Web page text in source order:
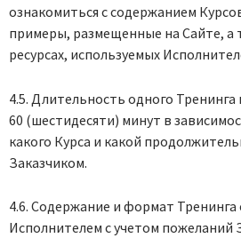
ознакомиться с содержанием
примеры, размещенные на Сайте, а
ресурсах, используемых
4.5. Длительность одного
60 (шестидесяти) минут в
какого Курса и какой
Заказчиком.
4.6. Содержание и формат Тренинга
Исполнителем с учетом пожеланий